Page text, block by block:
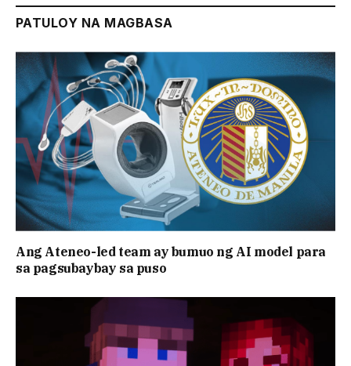
PATULOY NA MAGBASA
Ang Ateneo-led team ay bumuo ng AI model para
sa pagsubaybay sa puso